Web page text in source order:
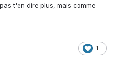
t'en dire plus, mais comme
1